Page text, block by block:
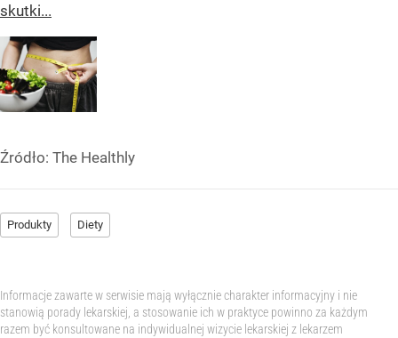
skutki...
Źródło: The Healthly
Produkty Diety
Informacje zawarte w serwisie mają wyłącznie charakter informacyjny i nie
stanowią porady lekarskiej, a stosowanie ich w praktyce powinno za każdym
razem być konsultowane na indywidualnej wizycie lekarskiej z lekarzem